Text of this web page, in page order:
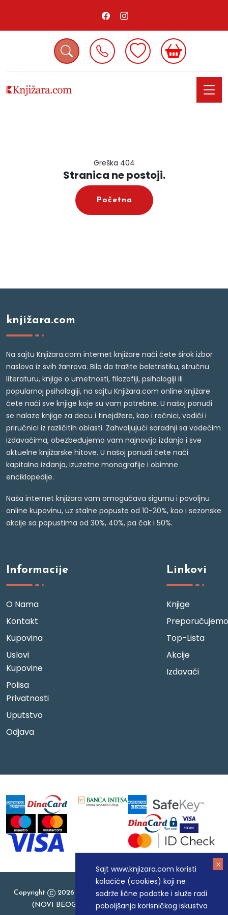
Sajt www.knjizara.com koristi
kolačiće (cookies) koji ne
sadrže lične podatke i služe radi
poboljšanja korisničkog iskustva
Greška 404
Stranica ne postoji.
Početna
knjižara.com
Na sajtu Knjižara.com internet knjižare naći ćete širok izbor
naslova iz svih žanrova. Bilo da tražite beletristiku, stručnu
literaturu, knjige o umetnosti, filozofiji, psihologiji ili
popularnoj psihologiji, na sajtu Knjižara.com online knjižare
ćete naći sve knjige koje su vam potrebne. U našoj ponudi
se nalaze knjige za decu i tinejdžere, kao i rečnici, vodiči i
priručnici iz različitih oblasti. Zahvaljujući saradnji sa vodećim
izdavačima, obezbeđujemo vam najnovija izdanja i sve
aktuelne knjižarske hitove. U našoj ponudi ćete naći
kapitalna izdanja, izuzetne monografije i obimne
enciklopedije.
Naša internet knjižara vam omogućava sigurnu i povoljnu
online kupovinu, uz stalne popuste od 10-20%, kao i sezonske
akcije sa popustima od 30%, 40%, pa čak i 50%.
Informacije
O Nama
Kontakt
Kupovina
Uslovi
Kupovine
Polisa
Privatnosti
Uputstvo
Odjava
Linkovi
Knjige
Preporučujemo
Top-Lista
Akcije
Izdavači
Copyright
2026 Knjizara.com - MAKART DOO BEOGRAD
(NOVI BEOGRAD), PIB: 105184104, MB: 20337524